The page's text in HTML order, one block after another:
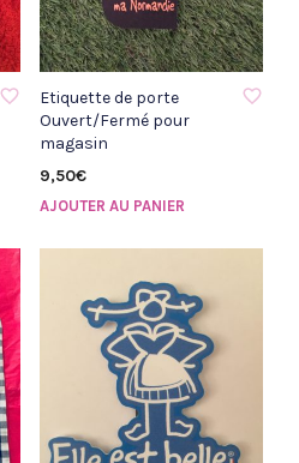
AJOUTER À LA LISTE D'ENVIE
Etiquette de porte
Ouvert/Fermé pour
magasin
9,50€
AJOUTER AU PANIER